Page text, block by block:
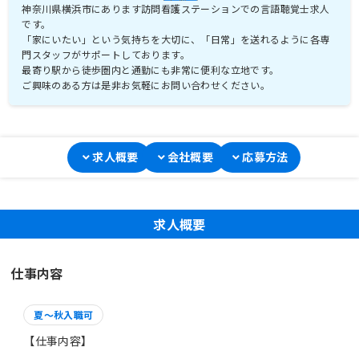
神奈川県横浜市にあります訪問看護ステーションでの言語聴覚士求人
です。
「家にいたい」という気持ちを大切に、「日常」を送れるように各専
門スタッフがサポートしております。
最寄り駅から徒歩圏内と通勤にも非常に便利な立地です。
ご興味のある方は是非お気軽にお問い合わせください。
求人概要 会社概要 応募方法
求人概要
仕事内容
夏～秋入職可
【仕事内容】